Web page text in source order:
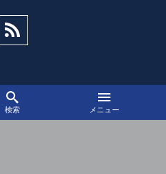
検索 メニュー